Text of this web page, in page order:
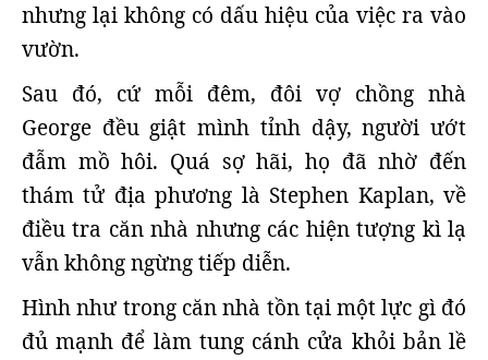
nhưng lại không có dấu hiệu của việc ra vào
vườn.
Sau đó, cứ mỗi đêm, đôi vợ chồng nhà
George đều giật mình tỉnh dậy, người ướt
đẫm mồ hôi. Quá sợ hãi, họ đã nhờ đến
thám tử địa phương là Stephen Kaplan, về
điều tra căn nhà nhưng các hiện tượng kì lạ
vẫn không ngừng tiếp diễn.
Hình như trong căn nhà tồn tại một lực gì đó
đủ mạnh để làm tung cánh cửa khỏi bản lề